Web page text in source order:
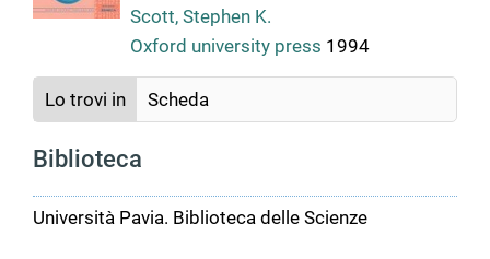
documento
Scott, Stephen K.
Oxford university press 1994
Lo trovi in Scheda
Biblioteca
Università Pavia. Biblioteca delle Scienze